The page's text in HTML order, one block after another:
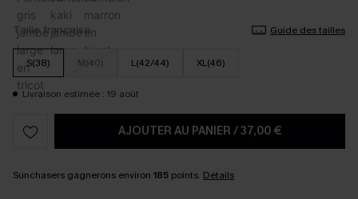
Taille française Guide des tailles
S(38) M(40) L(42/44) XL(46)
Livraison estimée : 19 août
AJOUTER AU PANIER /37,00 €
Sunchasers gagnerons environ 185 points. Détails